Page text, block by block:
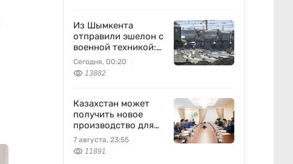
Из Шымкента
отправили эшелон с
военной техникой:
что известно
Сегодня, 00:20
13882
Казахстан может
получить новое
производство для
химпрома и
энергетики
7 августа, 23:55
11891